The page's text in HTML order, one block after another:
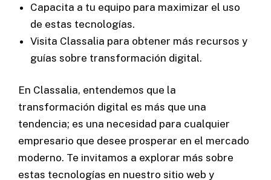
Capacita a tu equipo para maximizar el uso
de estas tecnologías.
Visita Classalia para obtener más recursos y
guías sobre transformación digital.
En Classalia, entendemos que la
transformación digital es más que una
tendencia; es una necesidad para cualquier
empresario que desee prosperar en el mercado
moderno. Te invitamos a explorar más sobre
estas tecnologías en nuestro sitio web y